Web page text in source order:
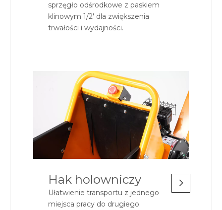
sprzęgło odśrodkowe z paskiem
klinowym 1/2' dla zwiększenia
trwałości i wydajności.
Hak holowniczy
Ułatwienie transportu z jednego
miejsca pracy do drugiego.